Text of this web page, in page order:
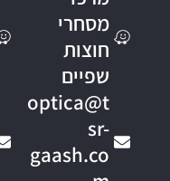
מסחרי
חוצות
שפיים
optica@t
sr-
gaash.co